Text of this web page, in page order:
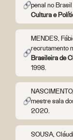
penal no
Cultura e
MENDES,
recrutamento
Brasileira de
1998.
mestre sala
2020.
SOUSA,